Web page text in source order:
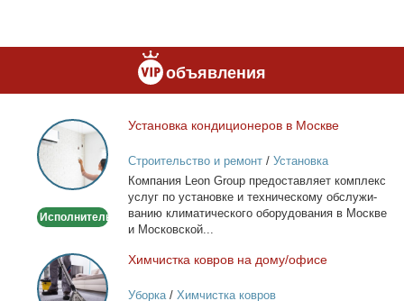
объявления
Установка
кондиционеров
в
Москве
Исполнитель
Уста­нов­ка кон­ди­ци­о­не­ров в Москве
Строительство и ремонт/ Установка
кондиционеров
Ком­па­ния Leon Group предо­став­ля­ет ком­плекс
услуг по уста­нов­ке и тех­ни­че­ско­му об­слу­жи­
ва­нию кли­ма­ти­че­ско­го обо­ру­до­ва­ния в Москве
и Мос­ков­ской...
Химчистка
ковров
Хим­чист­ка ков­ров на до­му/офи­се
Уборка/ Химчистка ковров